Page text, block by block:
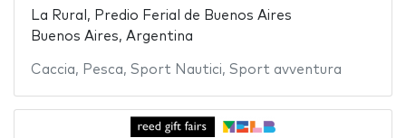
La Rural, Predio Ferial de Buenos Aires
Buenos Aires, Argentina
Caccia, Pesca, Sport Nautici, Sport avventura